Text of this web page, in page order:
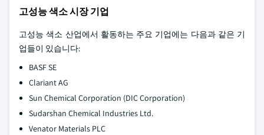
고성능 색소 시장 기업
고성능 색소 산업에서 활동하는 주요 기업에는 다음과 같은 기
업들이 있습니다:
BASF SE
Clariant AG
Sun Chemical Corporation (DIC Corporation)
Sudarshan Chemical Industries Ltd.
Venator Materials PLC